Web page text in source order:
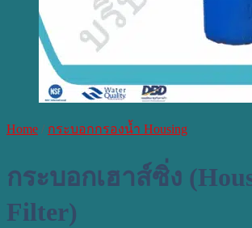
Home / กระบอกกรองน้ำ Housing
กระบอกเฮาส์ซิ่ง
Filter)